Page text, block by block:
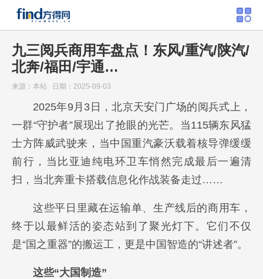
九三阅兵商用车盘点！东风/重汽/陕汽/
北奔/福田/宇通…
来源：本站 日期：2025-09-03
2025年9月3日，北京天安门广场的阅兵式上，
一群“守护者”展现出了抢眼的光芒。当115辆东风猛
士方阵威武驶来，当中国重汽豪沃载着核导弹缓缓
前行，当比亚迪纯电环卫车悄然完成最后一遍清
扫，当北奔重卡搭载信息化作战装备走过……
这些平日里藏在运输单、生产线后的商用车，
终于以最鲜活的姿态站到了聚光灯下。它们不仅
是“国之重器”的搬运工，更是中国智造的“讲述者”。
这些“大国制造”